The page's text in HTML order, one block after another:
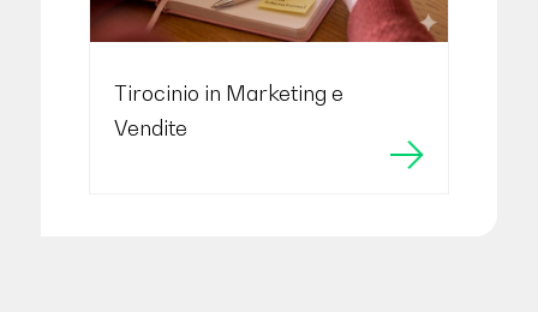
Tirocinio in Marketing e
Vendite